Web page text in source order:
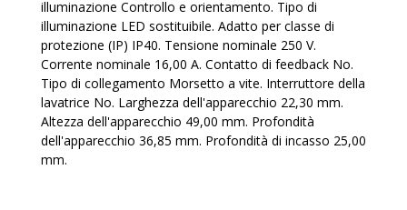
illuminazione Controllo e orientamento. Tipo di
illuminazione LED sostituibile. Adatto per classe di
protezione (IP) IP40. Tensione nominale 250 V.
Corrente nominale 16,00 A. Contatto di feedback No.
Tipo di collegamento Morsetto a vite. Interruttore della
lavatrice No. Larghezza dell'apparecchio 22,30 mm.
Altezza dell'apparecchio 49,00 mm. Profondità
dell'apparecchio 36,85 mm. Profondità di incasso 25,00
mm.